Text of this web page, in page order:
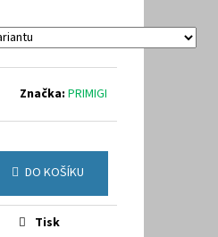
Značka: PRIMIGI
DO KOŠÍKU
Tisk